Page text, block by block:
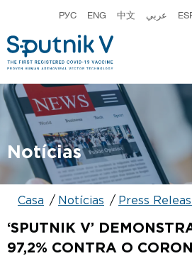
РУС ENG 中文 عربي
Notícias
Сasa Notícias Press
‘SPUTNIK V’
97,2% CONTRA O